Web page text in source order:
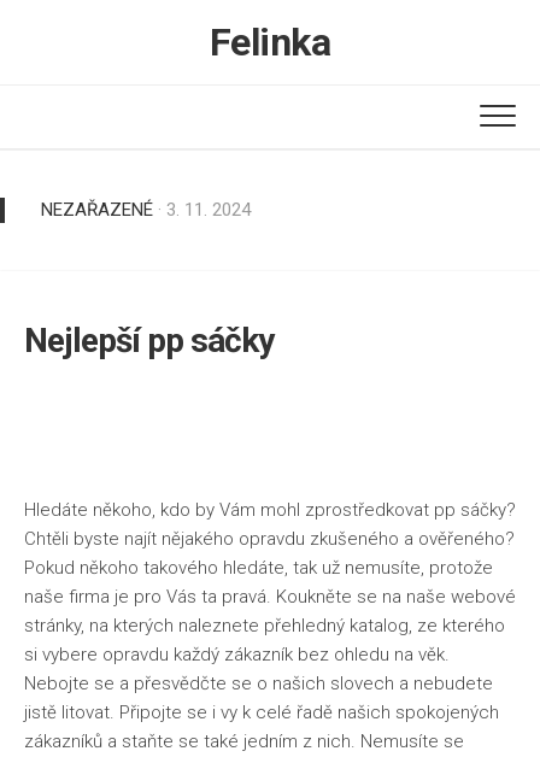
Felinka
NEZAŘAZENÉ · 3. 11. 2024
Nejlepší pp sáčky
Hledáte někoho, kdo by Vám mohl zprostředkovat pp sáčky?
Chtěli byste najít nějakého opravdu zkušeného a ověřeného?
Pokud někoho takového hledáte, tak už nemusíte, protože
naše firma je pro Vás ta pravá. Koukněte se na naše webové
stránky, na kterých naleznete přehledný katalog, ze kterého
si vybere opravdu každý zákazník bez ohledu na věk.
Nebojte se a přesvědčte se o našich slovech a nebudete
jistě litovat. Připojte se i vy k celé řadě našich spokojených
zákazníků a staňte se také jedním z nich. Nemusíte se